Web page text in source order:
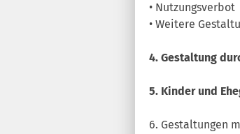
• Nutzungsverbot
• Weitere
4. Gestaltung
5. Kinder und
6. Gestaltungen